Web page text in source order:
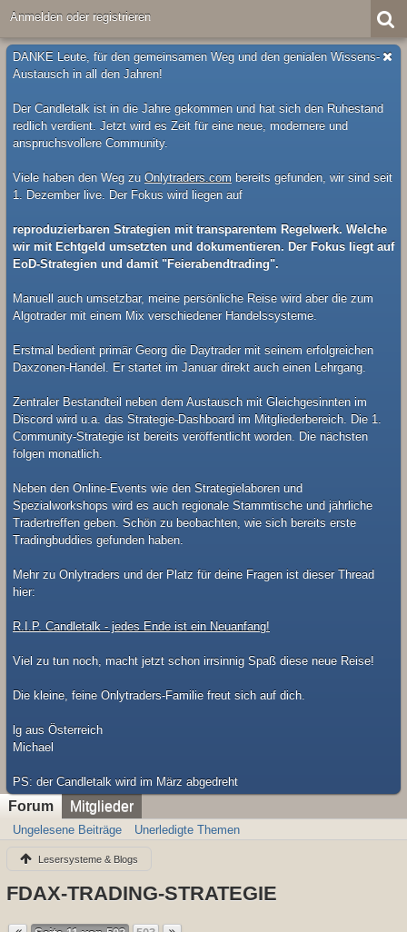
Anmelden oder registrieren
DANKE Leute, für den gemeinsamen Weg und den genialen Wissens-
Austausch in all den Jahren!
Der Candletalk ist in die Jahre gekommen und hat sich den Ruhestand
redlich verdient. Jetzt wird es Zeit für eine neue, modernere und
anspruchsvollere Community.
Viele haben den Weg zu Onlytraders.com bereits gefunden, wir sind seit
1. Dezember live. Der Fokus wird liegen auf
reproduzierbaren Strategien mit transparentem Regelwerk. Welche
wir mit Echtgeld umsetzten und dokumentieren. Der Fokus liegt auf
EoD-Strategien und damit "Feierabendtrading".
Manuell auch umsetzbar, meine persönliche Reise wird aber die zum
Algotrader mit einem Mix verschiedener Handelssysteme.
Erstmal bedient primär Georg die Daytrader mit seinem erfolgreichen
Daxzonen-Handel. Er startet im Januar direkt auch einen Lehrgang.
Zentraler Bestandteil neben dem Austausch mit Gleichgesinnten im
Discord wird u.a. das Strategie-Dashboard im Mitgliederbereich. Die 1.
Community-Strategie ist bereits veröffentlicht worden. Die nächsten
folgen monatlich.
Neben den Online-Events wie den Strategielaboren und
Spezialworkshops wird es auch regionale Stammtische und jährliche
Tradertreffen geben. Schön zu beobachten, wie sich bereits erste
Tradingbuddies gefunden haben.
Mehr zu Onlytraders und der Platz für deine Fragen ist dieser Thread
hier:
R.I.P. Candletalk - jedes Ende ist ein Neuanfang!
Viel zu tun noch, macht jetzt schon irrsinnig Spaß diese neue Reise!
Die kleine, feine Onlytraders-Familie freut sich auf dich.
lg aus Österreich
Michael
​PS: der Candletalk wird im März abgedreht
Forum Mitglieder
Ungelesene Beiträge Unerledigte Themen
Lesersysteme & Blogs
FDAX-TRADING-STRATEGIE